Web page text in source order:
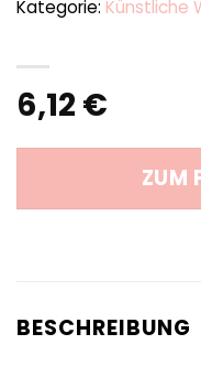
6,12 €
ZUM
Kategorie: Künstliche
BESCHREIBUNG